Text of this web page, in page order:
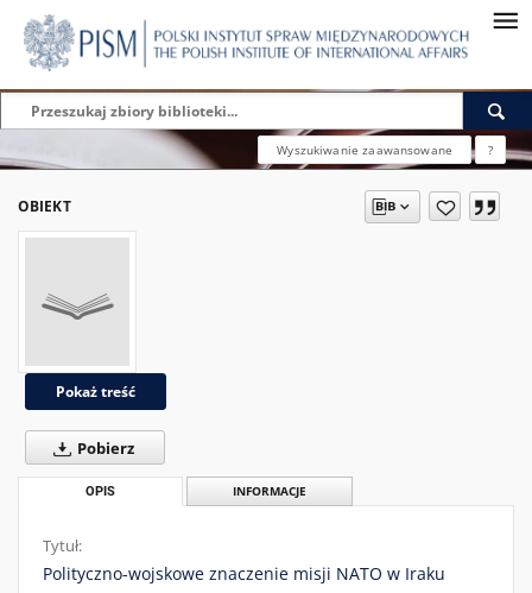
Wyszukiwanie zaawansowane ?
OBIEKT
Pokaż treść
Pobierz
OPIS INFORMACJE
Tytuł:
Polityczno-wojskowe znaczenie misji NATO w Iraku